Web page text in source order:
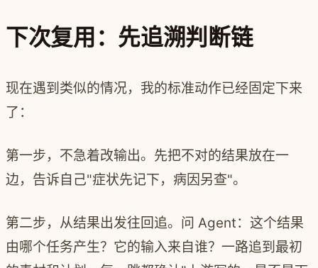
下次复用：先追溯判断链
现在遇到类似的情况，我的标准动作已经固定下来
了：
第一步，不急着改输出。先把不对的结果放在一
边，告诉自己"症状先记下，病因另查"。
第二步，从结果出发往回追。问 Agent：这个结果
由哪个任务产生？它的输入来自谁？一路追到最初